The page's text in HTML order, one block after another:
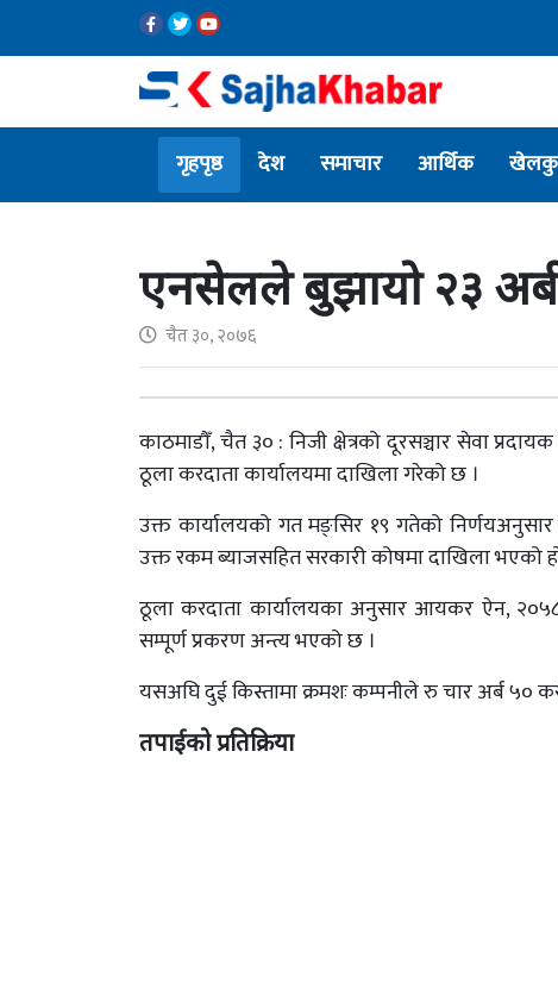
गृहपृष्ठ देश समाचार आर्थिक
एनसेलले बुझायो २३
चैत ३०, २०७६
काठमाडौँ, चैत ३० : निजी क्षेत्रको दूरसञ्चार सेवा
ठूला करदाता कार्यालयमा दाखिला गरेको छ ।
उक्त कार्यालयको गत मङ्सिर १९ गतेको
उक्त रकम ब्याजसहित सरकारी कोषमा दाखिला भएको
ठूला करदाता कार्यालयका अनुसार आयकर ऐन,
सम्पूर्ण प्रकरण अन्त्य भएको छ ।
यसअघि दुई किस्तामा क्रमशः कम्पनीले रु चार अर्ब ५०
तपाईको प्रतिक्रिया